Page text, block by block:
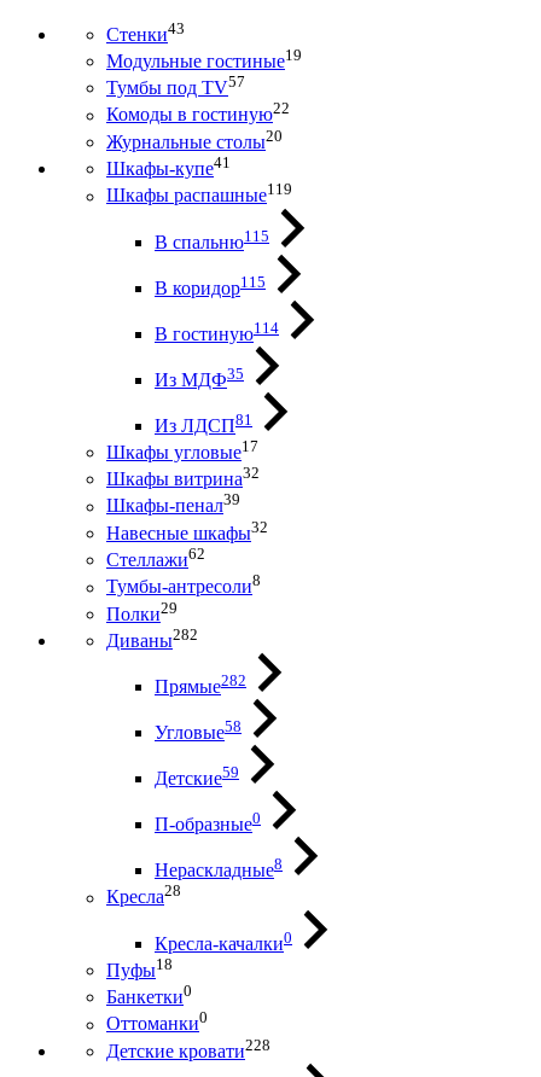
Стенки43
Модульные гостиные19
Тумбы под ТV57
Комоды в гостиную22
Журнальные столы20
Шкафы-купе41
Шкафы распашные119
В спальню115
В коридор115
В гостиную114
Из МДФ35
Из ЛДСП81
Шкафы угловые17
Шкафы витрина32
Шкафы-пенал39
Навесные шкафы32
Стеллажи62
Тумбы-антресоли8
Полки29
Диваны282
Прямые282
Угловые58
Детские59
П-образные0
Нераскладные8
Кресла28
Кресла-качалки0
Пуфы18
Банкетки0
Оттоманки0
Детские кровати228